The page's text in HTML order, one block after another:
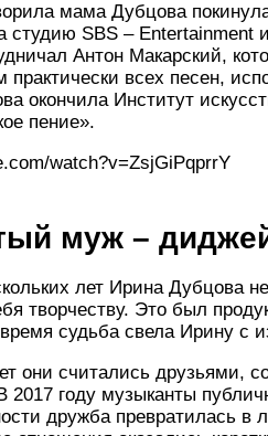
мама Дубцова
студию SBS –
Антон Макарский,
практически всех песен,
окончила Институт
пение».
watch?v=ZsjGiPqprrY
муж –
лет Ирина Дубцова
творчеству. Это был
судьба свела Ирину с
они считались друзьями,
2017 году музыканты
дружба превратилась